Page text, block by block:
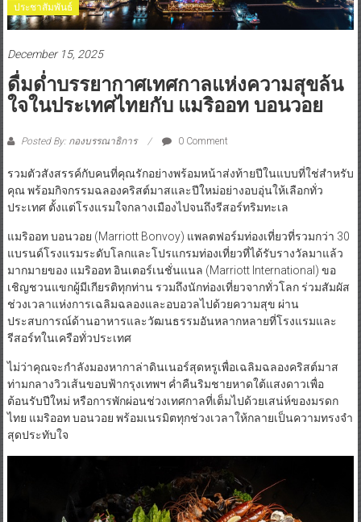
ประชาสัมพันธ์
December 15, 2025
ดื่มด่ำบรรยากาศเทศกาลแห่งความสุขล้น
ใจในประเทศไทยกับ แมริออท บอนวอย
Posted By: กองบรรณาธิการ 0 Comment
รวมตัวสังสรรค์กับคนที่คุณรักอย่างพร้อมหน้าส่งท้ายปีในแบบที่ใช่สำหรับ
คุณ พร้อมกิจกรรมฉลองคริสต์มาสและปีใหม่อย่างอบอุ่นให้เลือกทั่ว
ประเทศ ตั้งแต่โรงแรมใจกลางเมืองไปจนถึงรีสอร์ทริมทะเล
แมริออท บอนวอย (Marriott Bonvoy) แพลตฟอร์มท่องเที่ยวที่รวมกว่า 30
แบรนด์โรงแรมระดับโลกและโปรแกรมท่องเที่ยวที่ได้รับรางวัลมาแล้ว
มากมายของ แมริออท อินเตอร์เนชั่นแนล (Marriott International) ขอ
เชิญชวนแขกผู้มีเกียรติทุกท่าน รวมถึงนักท่องเที่ยวจากทั่วโลก ร่วมสัมผัส
ช่วงเวลาแห่งการเฉลิมฉลองและอบอวลไปด้วยความสุข ผ่าน
ประสบการณ์ด้านอาหารและวัฒนธรรมอันหลากหลายที่โรงแรมและ
รีสอร์ทในเครือทั่วประเทศ
ไม่ว่าคุณจะกำลังมองหากาล่าดินเนอร์สุดหรูเพื่อเฉลิมฉลองคริสต์มาส
ท่ามกลางวิวเส้นขอบฟ้ากรุงเทพฯ ค่ำคืนริมชายหาดใต้แสงดาวเพื่อ
ต้อนรับปีใหม่ หรือการพักผ่อนช่วงเทศกาลที่เต็มไปด้วยเสน่ห์ของมรดก
ไทย แมริออท บอนวอย พร้อมเนรมิตทุกช่วงเวลาให้กลายเป็นความทรงจำ
สุดประทับใจ